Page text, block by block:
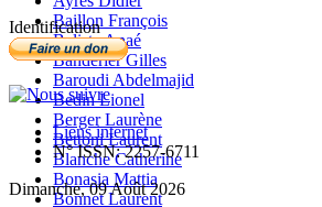
Baillon François
Balista Anaé
Banderier Gilles
Baroudi Abdelmajid
Bedin Lionel
Berger Laurène
Bettoni Laurent
Blanche Catherine
Bonasia Mattia
Bonnet Laurent
Identification
Liens internet
N° ISSN: 2257-6711
Dimanche, 09 Août 2026